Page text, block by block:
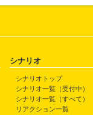
シナリオ
シナリオトップ
シナリオ一覧（受付中）
シナリオ一覧（すべて）
リアクション一覧